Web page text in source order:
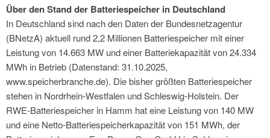
Über den Stand der Batteriespeicher in Deutschland
In Deutschland sind nach den Daten der Bundesnetzagentur
(BNetzA) aktuell rund 2,2 Millionen Batteriespeicher mit einer
Leistung von 14.663 MW und einer Batteriekapazität von 24.334
MWh in Betrieb (Datenstand: 31.10.2025,
www.speicherbranche.de). Die bisher größten Batteriespeicher
stehen in Nordrhein-Westfalen und Schleswig-Holstein. Der
RWE-Batteriespeicher in Hamm hat eine Leistung von 140 MW
und eine Netto-Batteriespeicherkapazität von 151 MWh, der